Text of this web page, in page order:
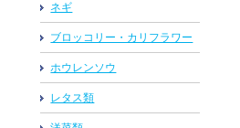
ネギ
ブロッコリー・カリフラワー
ホウレンソウ
レタス類